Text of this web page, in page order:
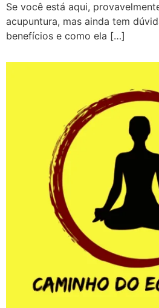
Se você está aqui,
acupuntura, mas ainda tem
benefícios e como ela […]